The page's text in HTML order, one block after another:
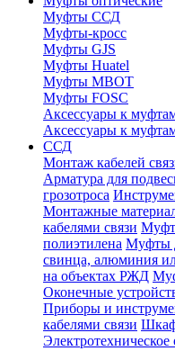
Муфты ССД
Муфты-кросс
Муфты GJS
Муфты Huatel
Муфты МВОТ
Муфты FOSC
Аксессуары к
Аксессуары к
ССД
Монтаж кабелей
Арматура для
грозотроса
Монтажные
кабелями связи
полиэтилена Муфты
свинца, алюминия
на объектах РЖД
Оконечные
Приборы и
кабелями связи
Электротехническое